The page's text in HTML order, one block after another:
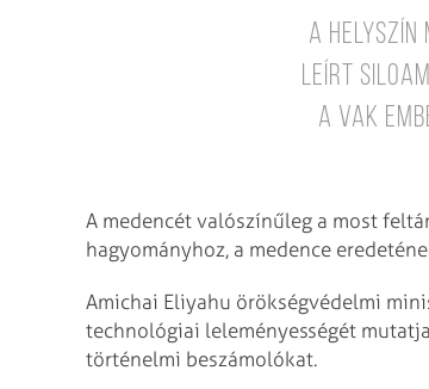
A helyszín
leírt
a vak
A medencét valószínűleg a most
hagyományhoz, a medence
Amichai Eliyahu örökségvédelmi
technológiai leleményességét
történelmi beszámolókat.